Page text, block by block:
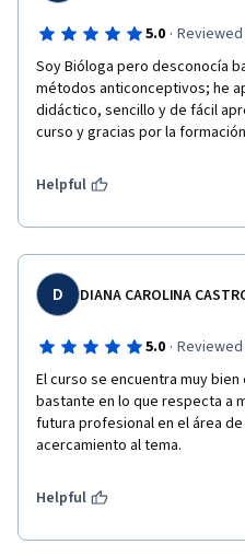
5.0 · Reviewed
Soy Bióloga pero desconocía
métodos anticonceptivos; he
didáctico, sencillo y de fácil
curso y gracias por la
Helpful
D DIANA CAROLINA
5.0 · Reviewed
El curso se encuentra muy
bastante en lo que respecta a
futura profesional en el área
acercamiento al tema.
Helpful